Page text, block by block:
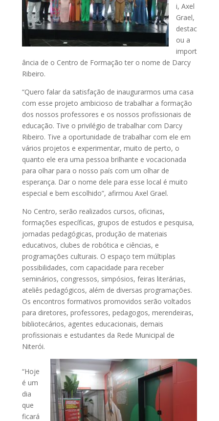
i, Axel
Grael,
destac
ou a
import
ância de o Centro de Formação ter o nome de Darcy
Ribeiro.
“Quero falar da satisfação de inaugurarmos uma casa
com esse projeto ambicioso de trabalhar a formação
dos nossos professores e os nossos profissionais de
educação. Tive o privilégio de trabalhar com Darcy
Ribeiro. Tive a oportunidade de trabalhar com ele em
vários projetos e experimentar, muito de perto, o
quanto ele era uma pessoa brilhante e vocacionada
para olhar para o nosso país com um olhar de
esperança. Dar o nome dele para esse local é muito
especial e bem escolhido”, afirmou Axel Grael.
No Centro, serão realizados cursos, oficinas,
formações específicas, grupos de estudos e pesquisa,
jornadas pedagógicas, produção de materiais
educativos, clubes de robótica e ciências, e
programações culturais. O espaço tem múltiplas
possibilidades, com capacidade para receber
seminários, congressos, simpósios, feiras literárias,
ateliês pedagógicos, além de diversas programações.
Os encontros formativos promovidos serão voltados
para diretores, professores, pedagogos, merendeiras,
bibliotecários, agentes educacionais, demais
profissionais e estudantes da Rede Municipal de
Niterói.
“Hoje
é um
dia
que
ficará